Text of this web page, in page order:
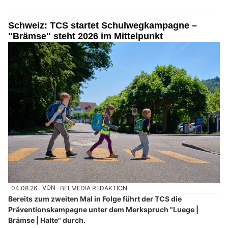
Schweiz: TCS startet Schulwegkampagne –
"Brämse" steht 2026 im Mittelpunkt
04.08.26 VON BELMEDIA REDAKTION
Bereits zum zweiten Mal in Folge führt der TCS die
Präventionskampagne unter dem Merkspruch "Luege |
Brämse | Halte" durch.